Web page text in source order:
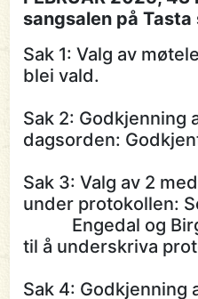
sangsalen på Tasta
Sak 1: Valg av
blei vald.
Sak 2: Godkjenning
dagsorden:
Sak 3: Valg av 2
under protokollen:
Engedal og
til å underskriva
Sak 4: Godkjenning